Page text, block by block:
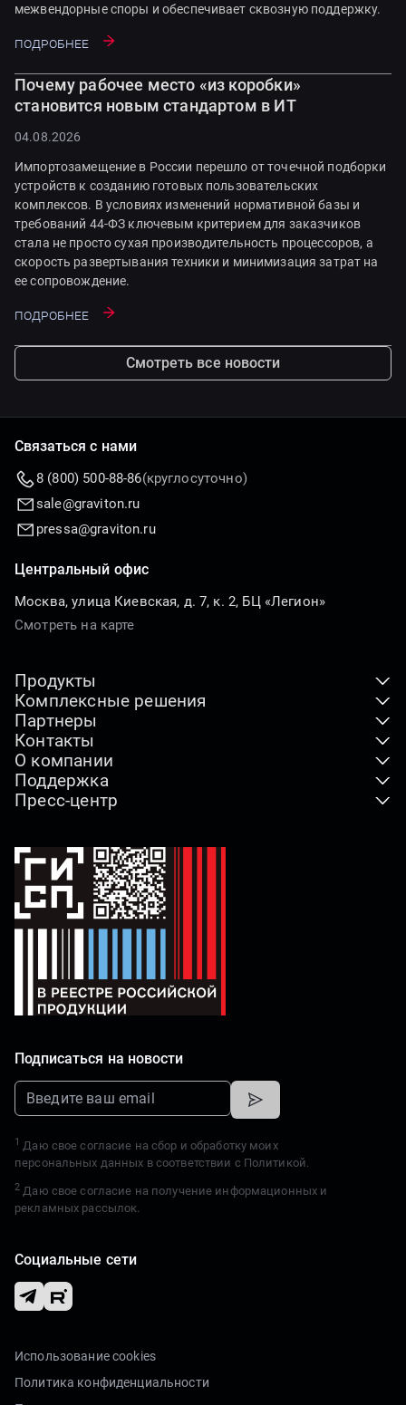
межвендорные споры и обеспечивает сквозную поддержку.
Подробнее
Почему рабочее место «из коробки»
становится новым стандартом в ИТ
04.08.2026
Импортозамещение в России перешло от точечной подборки
устройств к созданию готовых пользовательских
комплексов. В условиях изменений нормативной базы и
требований 44-ФЗ ключевым критерием для заказчиков
стала не просто сухая производительность процессоров, а
скорость развертывания техники и минимизация затрат на
ее сопровождение.
Подробнее
Смотреть все новости
Центральный офис
Москва, улица Киевская, д. 7, к. 2, БЦ «Легион»
Смотреть на карте
Связаться с нами
8 (800) 500-88-86(круглосуточно)
sale@graviton.ru
pressa@graviton.ru
Продукты
Клиентские устройства
Серверы и хранение данных
Индустриальные решения
Отраслевые решения
Комплексные решения
ПАК
Партнеры
Где купить
Дистрибьюторы
Технологические партнеры
Партнерская программа
Контакты
Адреса офисов
Реквизиты компании
По вопросам СМИ
О компании
Наша миссия
Видео о компании
Лицензии и сертификаты
Этика и комплаенс
Брендбук
Справка о компании
Поддержка
Горячая линия
Гарантия
Сервисные центры
Пресс-центр
Блог
Подписаться на новости
1 Даю свое согласие на сбор и обработку моих
персональных данных в соответствии с Политикой.
2 Даю свое согласие на получение информационных и
рекламных рассылок.
Социальные сети
Использование cookies
Политика конфиденциальности